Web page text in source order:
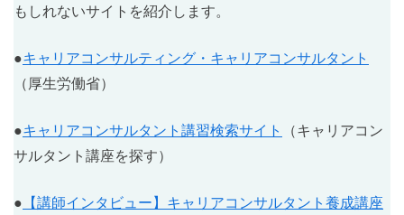
もしれないサイトを紹介します。
●キャリアコンサルティング・キャリアコンサルタント
（厚生労働省）
●キャリアコンサルタント講習検索サイト
（キャリアコン
サルタント講座を探す）
● 【講師インタビュー】キャリアコンサルタント養成講座